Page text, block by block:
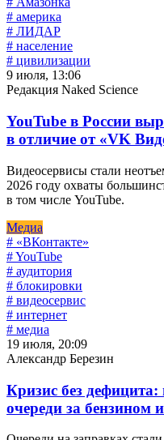
# америка
# ЛИДАР
# население
# цивилизации
9 июля, 13:06
Редакция Naked Science
YouTube в России
в отличие от «VK
Видеосервисы стали
2026 году охваты
в том числе YouTube.
Медиа
# «ВКонтакте»
# YouTube
# аудитория
# блокировки
# видеосервис
# интернет
# медиа
19 июля, 20:09
Александр Березин
Кризис без дефицита:
очереди за бензином